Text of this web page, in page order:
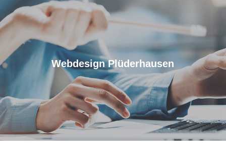
Webdesign Plüderhausen